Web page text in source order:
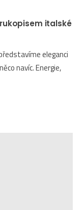
italské
eleganci
navíc. Energie,